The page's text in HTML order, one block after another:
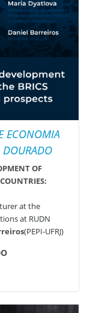
ECONOMIA
OF
at the
at RUDN
(PEPI-UFRJ)